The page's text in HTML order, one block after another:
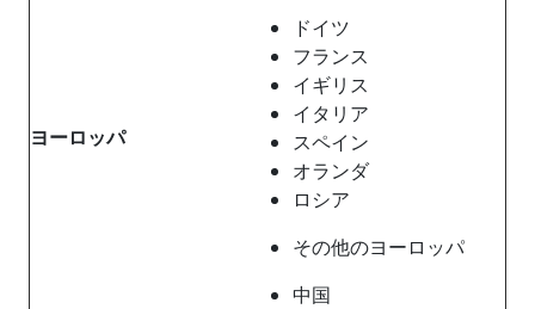
ヨーロッパ
ドイツ
フランス
イギリス
イタリア
スペイン
オランダ
ロシア
その他のヨーロッパ
中国